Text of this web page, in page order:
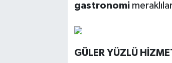
gastronomi
GÜLER YÜZLÜ